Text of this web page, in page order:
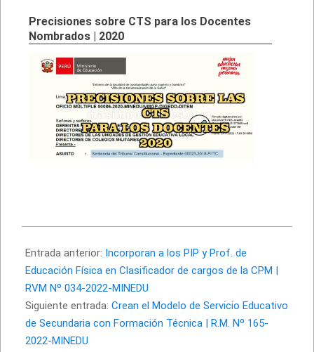
Precisiones sobre CTS para los Docentes
Nombrados | 2020
04-
01
Entrada anterior: Incorporan a los PIP y Prof. de
Educación Física en Clasificador de cargos de la CPM |
RVM Nº 034-2022-MINEDU
Siguiente entrada: Crean el Modelo de Servicio Educativo
de Secundaria con Formación Técnica | R.M. Nº 165-
2022-MINEDU